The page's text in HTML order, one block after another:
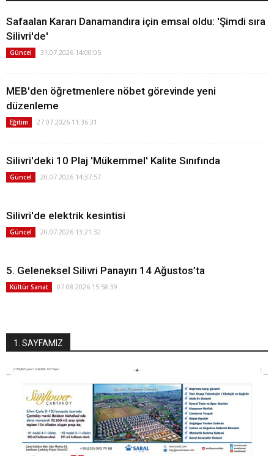
Safaalan Kararı Danamandıra için emsal oldu: 'Şimdi sıra
Silivri'de'
Güncel 31.07.2026 14:00:05
MEB'den öğretmenlere nöbet görevinde yeni
düzenleme
Eğitim 27.07.2026 11:36:31
Silivri'deki 10 Plaj 'Mükemmel' Kalite Sınıfında
Güncel 20.07.2026 14:37:57
Silivri'de elektrik kesintisi
Güncel 20.07.2026 13:21:32
5. Geleneksel Silivri Panayırı 14 Ağustos’ta
Kültür Sanat 07.08.2026 15:58:39
1. SAYFAMIZ